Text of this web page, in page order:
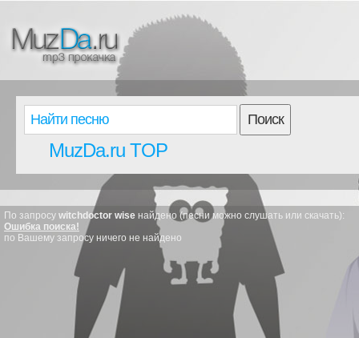
Поиск
MuzDa.ru TOP
По запросу witchdoctor wise найдено (песни можно слушать или скачать):
Ошибка поиска!
по Вашему запросу ничего не найдено